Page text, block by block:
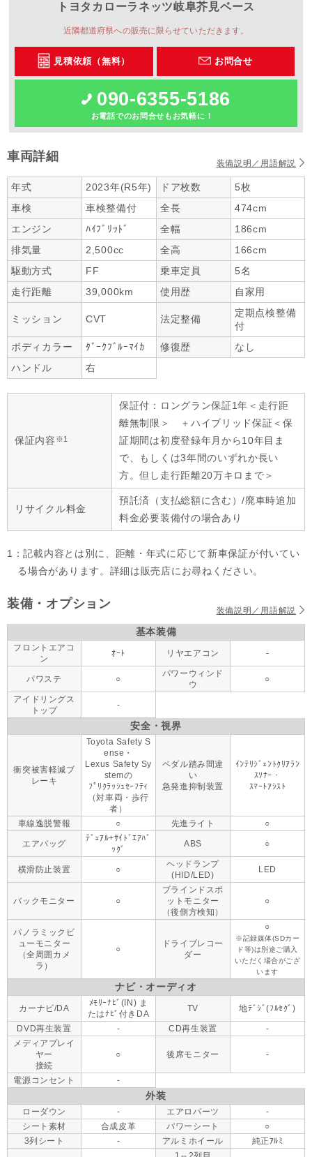
トヨタカローラネッツ岐阜芥見ベース
近隣都道府県への販売に限らせていただきます。
見積依頼（無料） お問合せ
090-6355-5186
お電話でのお問合せもお気軽に！
車両詳細 装備説明／用語解説
年式 2023年(R5年) ドア枚数
5枚
車検
車検整備付 全長
474cm
エンジン
ﾊｲﾌﾞﾘｯﾄﾞ 全幅
186cm
排気量
2,500cc 全高
166cm
駆動方式
FF 乗車定員
5名
走行距離
39,000km 使用歴 自家用
ミッション CVT 法定整備
定期点検整備
付
ボディカラー
ﾀﾞｰｸﾌﾞﾙｰﾏｲｶ 修復歴
なし
ハンドル
右
保証内容 ※1
保証付：ロングラン保証1年＜走行距
離無制限＞ ＋ハイブリッド保証＜保
証期間は初度登録年月から10年目ま
で、もしくは3年間のいずれか長い
方。但し走行距離20万キロまで＞
リサイクル料金
預託済（支払総額に含む）/廃車時追加
料金必要装備付の場合あり
1：記載内容とは別に、距離・年式に応じて新車保証が付いてい
る場合があります。詳細は販売店にお尋ねください。
装備・オプション 装備説明／用語解説
基本装備
フロントエアコ
ン
ｵｰﾄ リヤエアコン -
パワステ ○
パワーウィンド
ウ
○
アイドリングス
トップ
-
安全・視界
衝突被害軽減ブ
レーキ
Toyota Safety S
ense・
Lexus Safety Sy
stemの
ﾌﾟﾘｸﾗｯｼｭｾｰﾌﾃｨ
（対車両・歩行
者）
ペダル踏み間違
い
急発進抑制装置
ｲﾝﾃﾘｼﾞｪﾝﾄｸﾘｱﾗﾝ
ｽｿﾅｰ・
ｽﾏｰﾄｱｼｽﾄ
車線逸脱警報 ○ 先進ライト ○
エアバッグ
ﾃﾞｭｱﾙ+ｻｲﾄﾞｴｱﾊﾞ
ｯｸﾞ
ABS ○
横滑防止装置 ○
ヘッドランプ
(HID/LED)
LED
バックモニター ○
ブラインドスポ
ットモニター
（後側方検知）
○
パノラミックビ
ューモニター
（全周囲カメ
ラ）
○
ドライブレコー
ダー
○
※記録媒体(SDカー
ド等)は別途ご購入
いただく場合がござ
います
ナビ・オーディオ
カーナビ/DA
ﾒﾓﾘｰﾅﾋﾞ(IN) ま
たはﾅﾋﾞ付きDA
TV 地ﾃﾞｼﾞ(ﾌﾙｾｸﾞ)
DVD再生装置 - CD再生装置
-
メディアプレイ
ヤー
接続
○ 後席モニター -
電源コンセント -
外装
ローダウン - エアロパーツ
-
シート素材
合成皮革 パワーシート
○
3列シート
- アルミホイール 純正ｱﾙﾐ